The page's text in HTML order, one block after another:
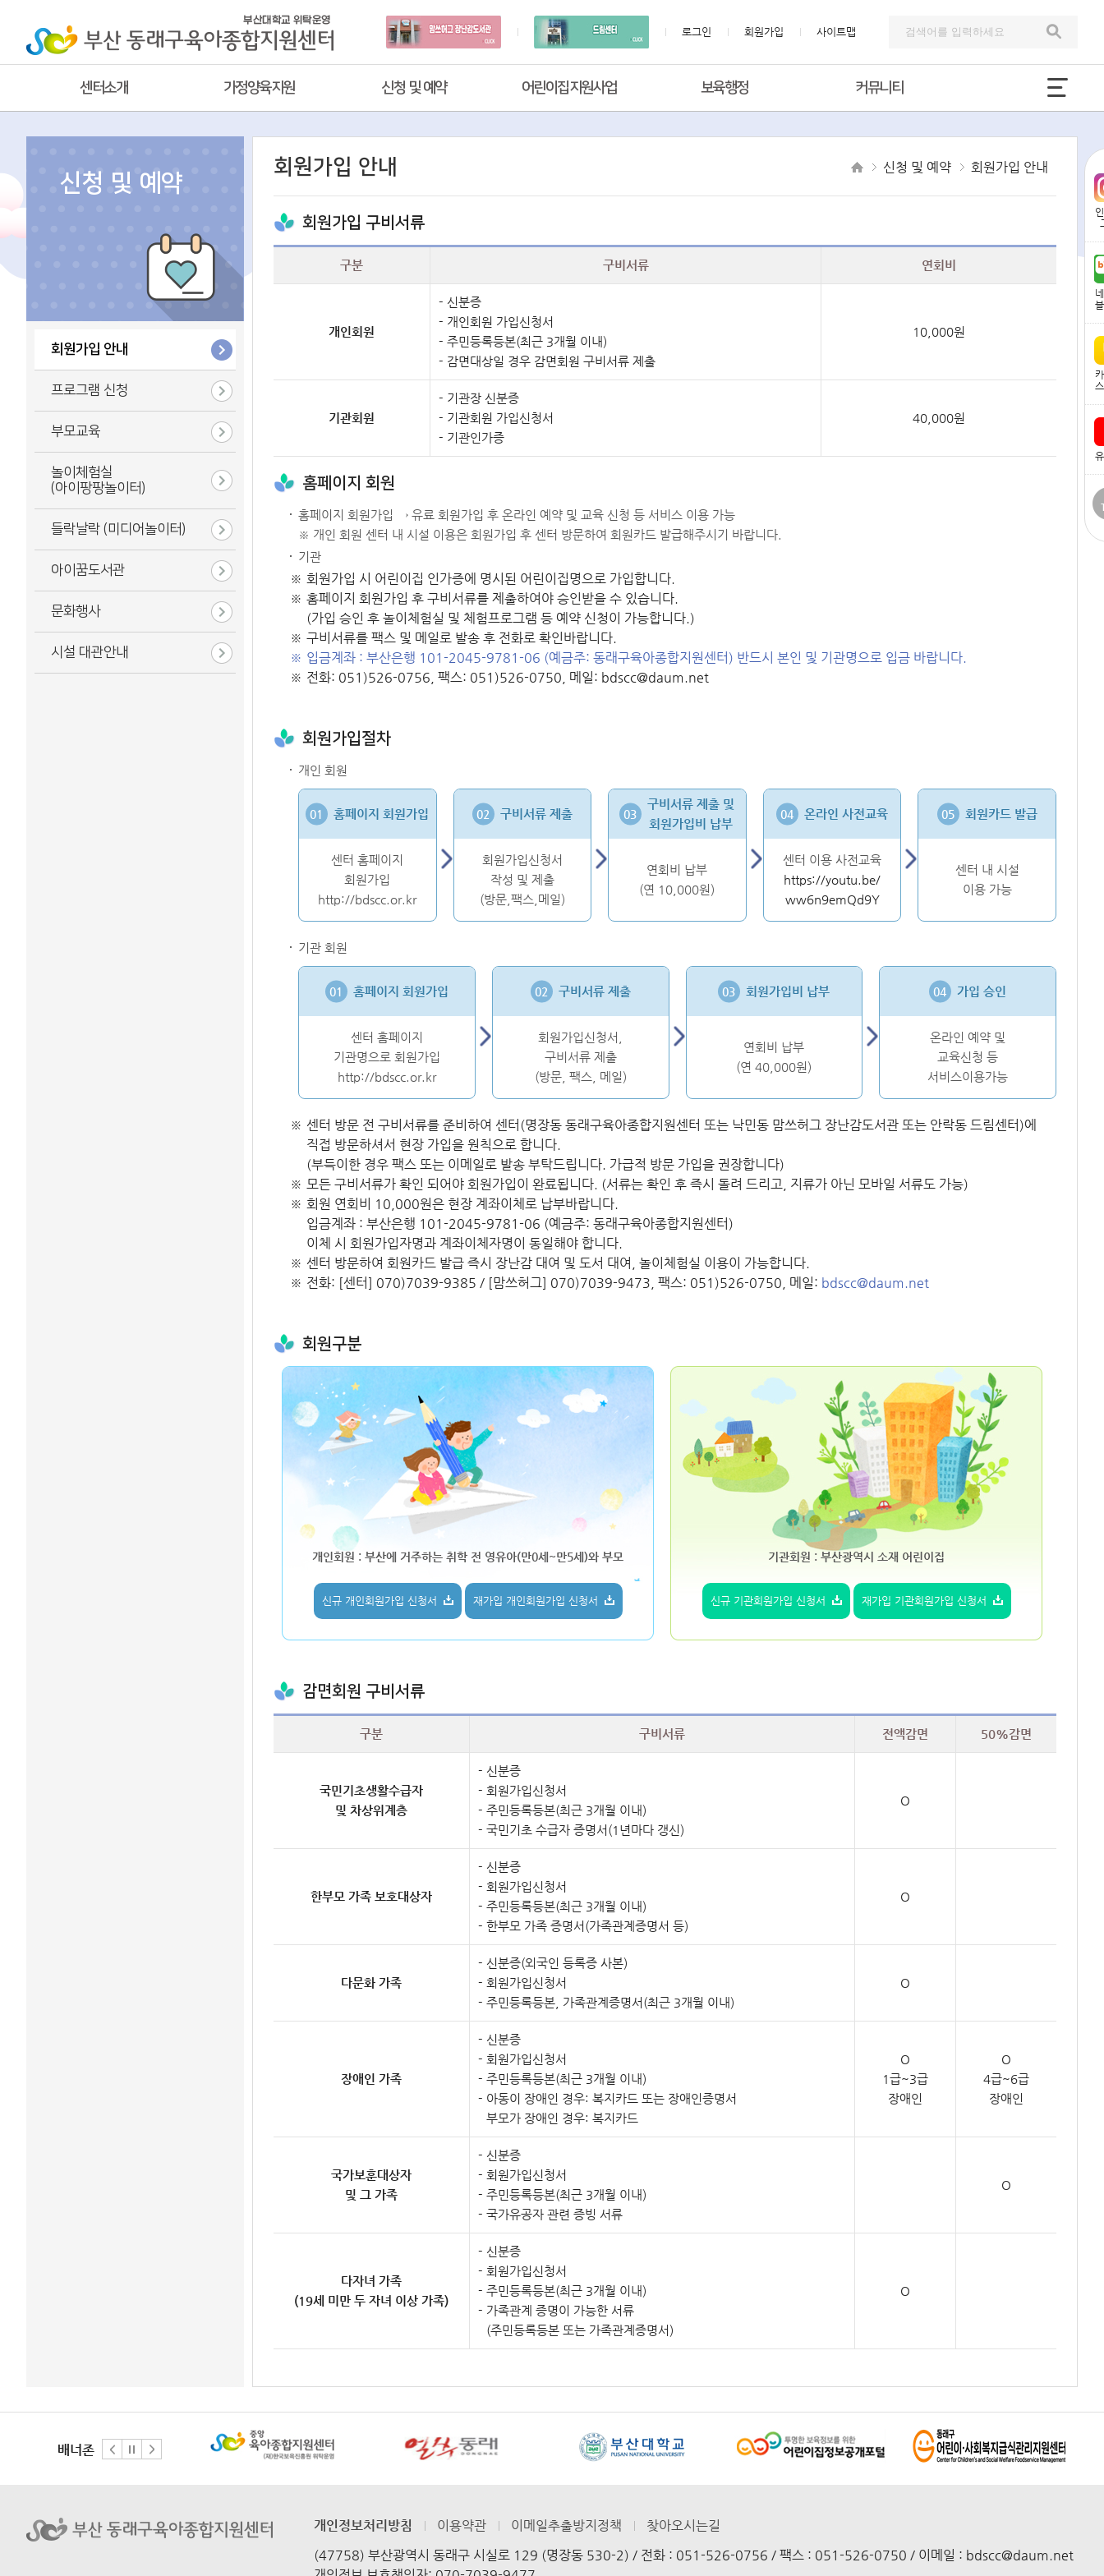
로그인 회원가입 사이트맵
센터소개 가정양육지원 신청 및 예약 어린이집지원사업 보육행정 커뮤니티
신청 및 예약
회원가입 안내
프로그램 신청
부모교육
놀이체험실
(아이팡팡놀이터)
들락날락 (미디어놀이터)
아이꿈도서관
문화행사
시설 대관안내
회원가입 안내 신청 및 예약 회원가입 안내
회원가입 구비서류
구분 구비서류 연회비
개인회원
신분증
개인회원 가입신청서
주민등록등본(최근 3개월 이내)
감면대상일 경우 감면회원 구비서류 제출
10,000원
기관회원
기관장 신분증
기관회원 가입신청서
기관인가증
40,000원
홈페이지 회원
홈페이지 회원가입 → 유료 회원가입 후 온라인 예약 및 교육 신청 등 서비스 이용 가능
※ 개인 회원 센터 내 시설 이용은 회원가입 후 센터 방문하여 회원카드 발급해주시기 바랍니다.
기관
회원가입 시 어린이집 인가증에 명시된 어린이집명으로 가입합니다.
홈페이지 회원가입 후 구비서류를 제출하여야 승인받을 수 있습니다.
(가입 승인 후 놀이체험실 및 체험프로그램 등 예약 신청이 가능합니다.)
구비서류를 팩스 및 메일로 발송 후 전화로 확인바랍니다.
입금계좌 : 부산은행 101-2045-9781-06 (예금주: 동래구육아종합지원센터) 반드시 본인 및 기관명으로 입금 바랍니다.
전화: 051)526-0756, 팩스: 051)526-0750, 메일: bdscc@daum.net
회원가입절차
개인 회원
홈페이지 회원가입
센터 홈페이지
회원가입
http://bdscc.or.kr
구비서류 제출
회원가입신청서
작성 및 제출
(방문,팩스,메일)
구비서류 제출 및
회원가입비 납부
연회비 납부
(연 10,000원)
온라인 사전교육
센터 이용 사전교육
https://youtu.be/
ww6n9emQd9Y
회원카드 발급
센터 내 시설
이용 가능
기관 회원
홈페이지 회원가입
센터 홈페이지
기관명으로 회원가입
http://bdscc.or.kr
구비서류 제출
회원가입신청서,
구비서류 제출
(방문, 팩스, 메일)
회원가입비 납부
연회비 납부
(연 40,000원)
가입 승인
온라인 예약 및
교육신청 등
서비스이용가능
센터 방문 전 구비서류를 준비하여 센터(명장동 동래구육아종합지원센터 또는 낙민동 맘쓰허그 장난감도서관 또는 안락동 드림센터)에
직접 방문하셔서 현장 가입을 원칙으로 합니다.
(부득이한 경우 팩스 또는 이메일로 발송 부탁드립니다. 가급적 방문 가입을 권장합니다)
모든 구비서류가 확인 되어야 회원가입이 완료됩니다. (서류는 확인 후 즉시 돌려 드리고, 지류가 아닌 모바일 서류도 가능)
회원 연회비 10,000원은 현장 계좌이체로 납부바랍니다.
입금계좌 : 부산은행 101-2045-9781-06 (예금주: 동래구육아종합지원센터)
이체 시 회원가입자명과 계좌이체자명이 동일해야 합니다.
센터 방문하여 회원카드 발급 즉시 장난감 대여 및 도서 대여, 놀이체험실 이용이 가능합니다.
전화: [센터] 070)7039-9385 / [맘쓰허그] 070)7039-9473, 팩스: 051)526-0750, 메일: bdscc@daum.net
회원구분
개인회원 : 부산에 거주하는 취학 전 영유아(만0세~만5세)와 부모
신규 개인회원가입 신청서 재가입 개인회원가입 신청서
기관회원 : 부산광역시 소재 어린이집
신규 기관회원가입 신청서 재가입 기관회원가입 신청서
감면회원 구비서류
구분 구비서류 전액감면 50%감면
국민기초생활수급자
및 차상위계층
신분증
회원가입신청서
주민등록등본(최근 3개월 이내)
국민기초 수급자 증명서(1년마다 갱신)
O
한부모 가족 보호대상자
신분증
회원가입신청서
주민등록등본(최근 3개월 이내)
한부모 가족 증명서(가족관계증명서 등)
O
다문화 가족
신분증(외국인 등록증 사본)
회원가입신청서
주민등록등본, 가족관계증명서(최근 3개월 이내)
O
장애인 가족
신분증
회원가입신청서
주민등록등본(최근 3개월 이내)
아동이 장애인 경우: 복지카드 또는 장애인증명서
부모가 장애인 경우: 복지카드
O
1급~3급
장애인
O
4급~6급
장애인
국가보훈대상자
및 그 가족
신분증
회원가입신청서
주민등록등본(최근 3개월 이내)
국가유공자 관련 증빙 서류
O
다자녀 가족
(19세 미만 두 자녀 이상 가족)
신분증
회원가입신청서
주민등록등본(최근 3개월 이내)
가족관계 증명이 가능한 서류
(주민등록등본 또는 가족관계증명서)
O
배너존
개인정보처리방침 이용약관 이메일추출방지정책
찾아오시는길
(47758) 부산광역시 동래구 시실로 129 (명장동 530-2) / 전화 : 051-526-0756 / 팩스 : 051-526-0750 / 이메일 : bdscc@daum.net